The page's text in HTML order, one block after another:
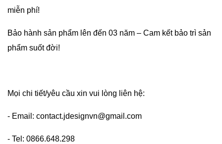
miễn phí!
Bảo hành sản phẩm lên đến 03 năm – Cam kết bảo trì sản
phẩm suốt đời!
Mọi chi tiết/yêu cầu xin vui lòng liên hệ:
- Email: contact.jdesignvn@gmail.com
- Tel: 0866.648.298